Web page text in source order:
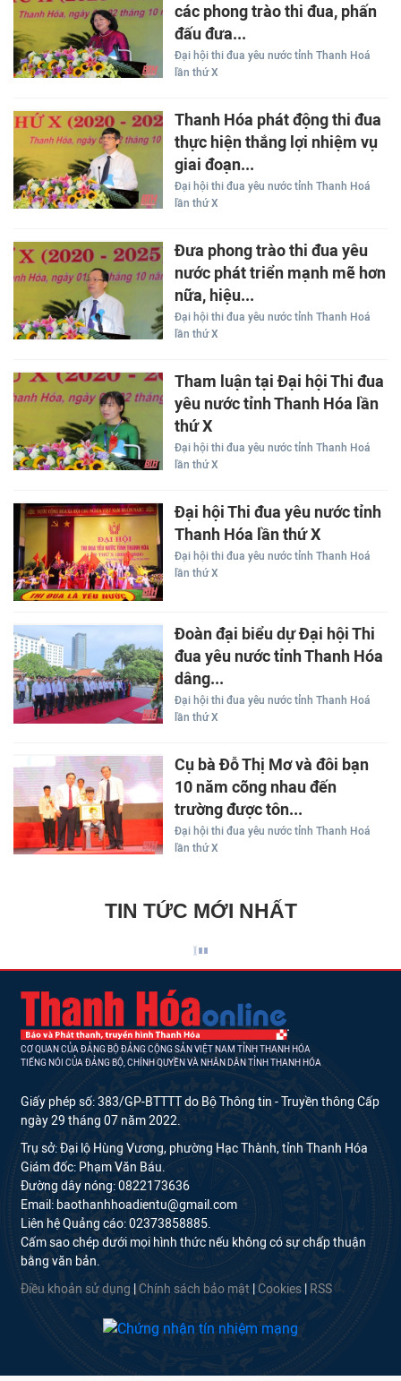
các phong trào thi đua, phấn
đấu đưa...
Đại hội thi đua yêu nước tỉnh Thanh Hoá
lần thứ X
Thanh Hóa phát động thi đua
thực hiện thắng lợi nhiệm vụ
giai đoạn...
Đại hội thi đua yêu nước tỉnh Thanh Hoá
lần thứ X
Đưa phong trào thi đua yêu
nước phát triển mạnh mẽ hơn
nữa, hiệu...
Đại hội thi đua yêu nước tỉnh Thanh Hoá
lần thứ X
Tham luận tại Đại hội Thi đua
yêu nước tỉnh Thanh Hóa lần
thứ X
Đại hội thi đua yêu nước tỉnh Thanh Hoá
lần thứ X
Đại hội Thi đua yêu nước tỉnh
Thanh Hóa lần thứ X
Đại hội thi đua yêu nước tỉnh Thanh Hoá
lần thứ X
Đoàn đại biểu dự Đại hội Thi
đua yêu nước tỉnh Thanh Hóa
dâng...
Đại hội thi đua yêu nước tỉnh Thanh Hoá
lần thứ X
Cụ bà Đỗ Thị Mơ và đôi bạn
10 năm cõng nhau đến
trường được tôn...
Đại hội thi đua yêu nước tỉnh Thanh Hoá
lần thứ X
TIN TỨC MỚI NHẤT
CƠ QUAN CỦA ĐẢNG BỘ ĐẢNG CỘNG SẢN VIỆT NAM TỈNH THANH HÓA
TIẾNG NÓI CỦA ĐẢNG BỘ, CHÍNH QUYỀN VÀ NHÂN DÂN TỈNH THANH HÓA
Giấy phép số: 383/GP-BTTTT do Bộ Thông tin - Truyền thông Cấp
ngày 29 tháng 07 năm 2022.
Trụ sở: Đại lộ Hùng Vương, phường Hạc Thành, tỉnh Thanh Hóa
Giám đốc: Phạm Văn Báu.
Đường dây nóng: 0822173636
Email: baothanhhoadientu@gmail.com
Liên hệ Quảng cáo: 02373858885.
Cấm sao chép dưới mọi hình thức nếu không có sự chấp thuận
bằng văn bản.
Điều khoản sử dụng Chính sách bảo mật Cookies RSS